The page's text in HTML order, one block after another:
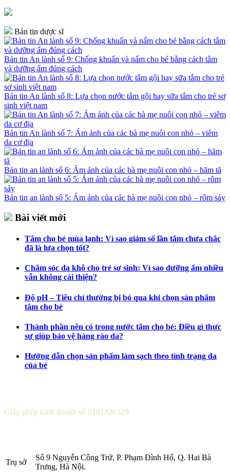
Bản tin dược sĩ
Bản tin An lành số 9: Chống khuẩn và nấm cho bé bằng cách tắm
và dưỡng ẩm đúng cách
Bản tin An lành số 8: Lựa chọn nước tắm gội hay sữa tắm cho trẻ sơ
sinh việt nam
Bản tin An lành số 7: Ám ảnh của các bà mẹ nuôi con nhỏ – viêm
da cơ địa
Bản tin an lành số 6: Ám ảnh của các bà mẹ nuôi con nhỏ – hăm tã
Bản tin an lành số 5: Ám ảnh của các bà mẹ nuôi con nhỏ – rôm sảy
Bài viết mới
Tắm cho bé mùa lạnh: Vì sao giảm số lần tắm chưa chắc
đã là lựa chọn tốt?
Chăm sóc da khô cho trẻ sơ sinh: Vì sao dưỡng ẩm nhiều
vẫn không cải thiện?
Độ pH – Tiêu chí thường bị bỏ qua khi chọn sản phẩm
tắm cho bé
Thành phần nên có trong nước tắm cho bé: Điều gì thực
sự giúp bảo vệ hàng rào da?
Hướng dẫn chọn sản phẩm làm sạch theo tình trạng da
của bé
Giấy phép kinh doanh số 0101326329
Trụ sở
Số 9 Nguyễn Công Trứ, P. Phạm Đình Hổ, Q. Hai Bà
Trưng, Hà Nội.